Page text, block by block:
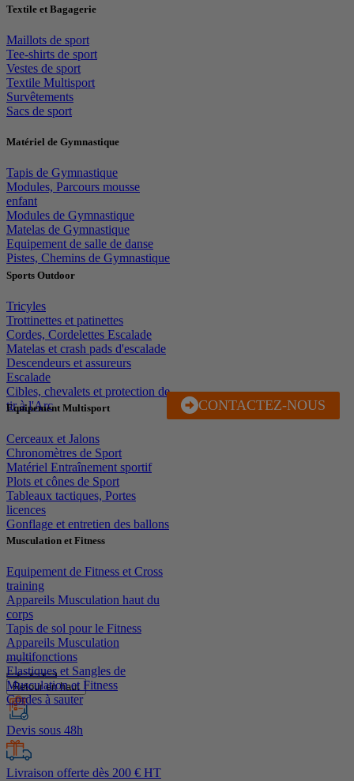
J'EN PROFITE
CONTACTEZ-NOUS
Textile et Bagagerie
Maillots de sport
Tee-shirts de sport
Vestes de sport
Textile Multisport
Survêtements
Sacs de sport
Matériel de Gymnastique
Tapis de Gymnastique
Modules, Parcours mousse
enfant
Modules de Gymnastique
Matelas de Gymnastique
Equipement de salle de danse
Pistes, Chemins de Gymnastique
Sports Outdoor
Tricyles
Trottinettes et patinettes
Cordes, Cordelettes Escalade
Matelas et crash pads d'escalade
Descendeurs et assureurs
Escalade
Cibles, chevalets et protection de
tir à l'Arc
Equipement Multisport
Cerceaux et Jalons
Chronomètres de Sport
Matériel Entraînement sportif
Plots et cônes de Sport
Tableaux tactiques, Portes
licences
Gonflage et entretien des ballons
Musculation et Fitness
Equipement de Fitness et Cross
training
Appareils Musculation haut du
corps
Tapis de sol pour le Fitness
Appareils Musculation
multifonctions
Elastiques et Sangles de
Musculation et Fitness
Cordes à sauter
Retour en haut
Devis sous 48h
Livraison offerte dès 200 € HT